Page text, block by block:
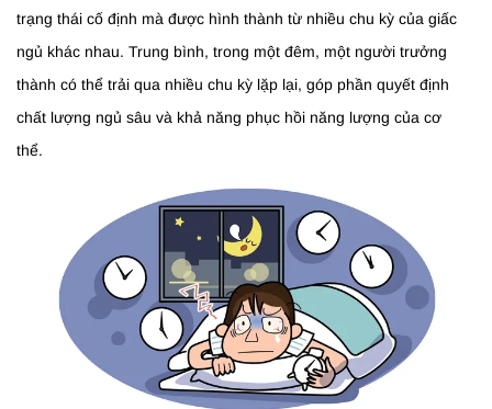
trạng thái cố định mà được hình thành từ nhiều chu kỳ của giấc
ngủ khác nhau. Trung bình, trong một đêm, một người trưởng
thành có thể trải qua nhiều chu kỳ lặp lại, góp phần quyết định
chất lượng ngủ sâu và khả năng phục hồi năng lượng của cơ
thể.